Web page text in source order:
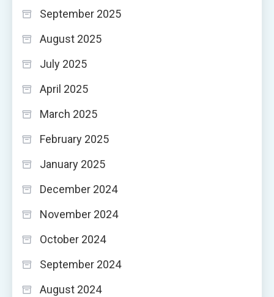
September 2025
August 2025
July 2025
April 2025
March 2025
February 2025
January 2025
December 2024
November 2024
October 2024
September 2024
August 2024